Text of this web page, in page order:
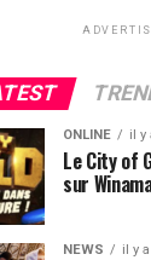
ONLINE il y
Le City of
sur
NEWS il y